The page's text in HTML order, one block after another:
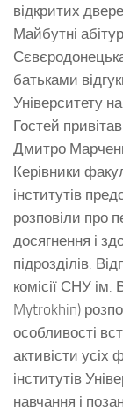
відкритих
Майбутні
батьками
Університету
Гостей
Дмитро
Керівники
інститутів
розповіли про
досягнення і
підрозділів.
комісії СНУ ім.
Mytrokhin)
особливості
активісти усіх
інститутів
навчання і